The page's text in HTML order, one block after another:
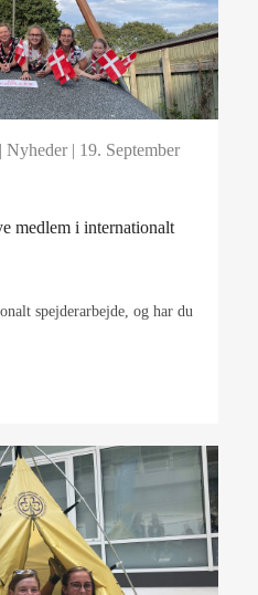
Nyheder| 19. September
medlem i internationalt
spejderarbejde, og har du